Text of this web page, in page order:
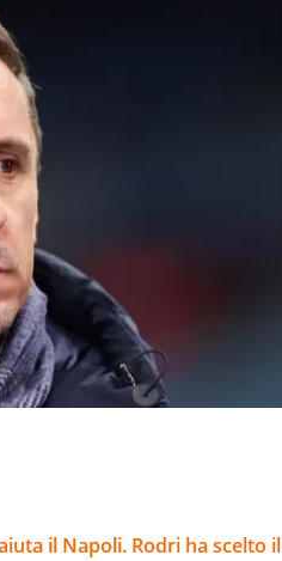
il Napoli. Rodri ha scelto il